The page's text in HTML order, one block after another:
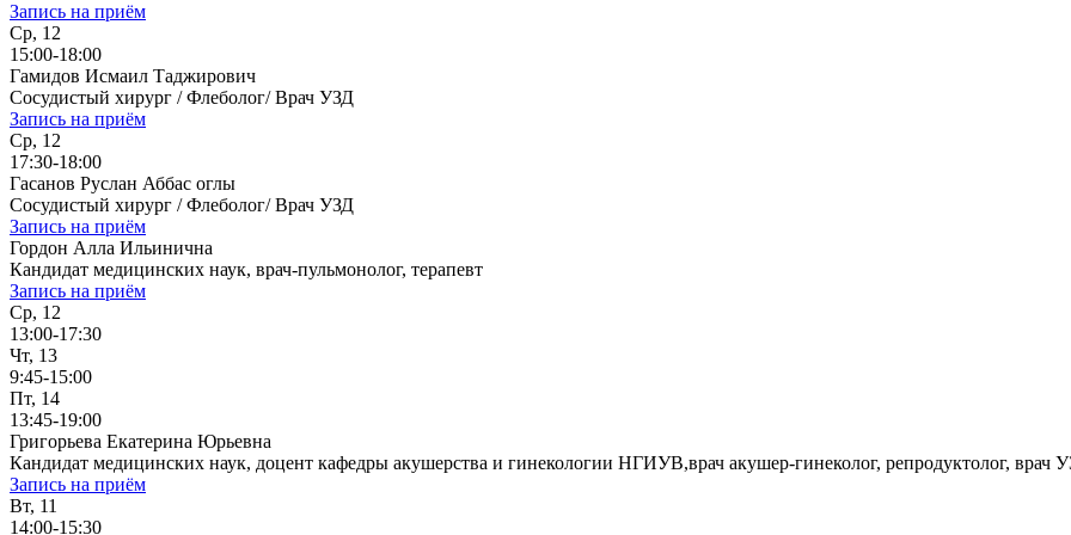
Запись на приём
Ср, 12
15:00-18:00
Гамидов Исмаил Таджирович
Сосудистый хирург / Флеболог/ Врач УЗД
Запись на приём
Ср, 12
17:30-18:00
Гасанов Руслан Аббас оглы
Сосудистый хирург / Флеболог/ Врач УЗД
Запись на приём
Гордон Алла Ильинична
Кандидат медицинских наук, врач-пульмонолог, терапевт
Запись на приём
Ср, 12
13:00-17:30
Чт, 13
9:45-15:00
Пт, 14
13:45-19:00
Григорьева Екатерина Юрьевна
Кандидат медицинских наук, доцент кафедры акушерства и гинекологии НГИУВ,врач акушер-гинеколог, репродуктолог, врач
Запись на приём
Вт, 11
14:00-15:30